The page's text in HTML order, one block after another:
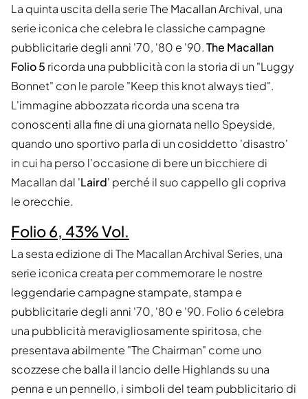
La quinta uscita della serie The Macallan Archival, una
serie iconica che celebra le classiche campagne
pubblicitarie degli anni '70, '80 e '90.The Macallan
Folio 5 ricorda una pubblicità con la storia di un "Luggy
Bonnet" con le parole "Keep this knot always tied".
L'immagine abbozzata ricorda una scena tra
conoscenti alla fine di una giornata nello Speyside,
quando uno sportivo parla di un cosiddetto 'disastro'
in cui ha perso l'occasione di bere un bicchiere di
Macallan dal 'Laird' perché il suo cappello gli copriva
le orecchie.
Folio 6, 43% Vol.
La sesta edizione di The Macallan Archival Series, una
serie iconica creata per commemorare le nostre
leggendarie campagne stampate, stampa e
pubblicitarie degli anni '70, '80 e '90. Folio 6 celebra
una pubblicità meravigliosamente spiritosa, che
presentava abilmente "The Chairman" come uno
scozzese che balla il lancio delle Highlands su una
penna e un pennello, i simboli del team pubblicitario di